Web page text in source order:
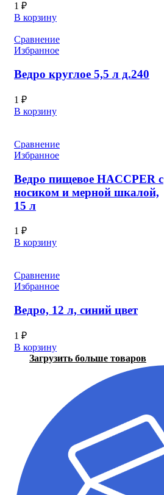
1 ₽
В корзину
Сравнение
Избранное
Ведро круглое 5,5 л д.240
1 ₽
В корзину
Сравнение
Избранное
Ведро пищевое HACCPER с
носиком и мерной шкалой,
15 л
1 ₽
В корзину
Сравнение
Избранное
Ведро, 12 л, синий цвет
1 ₽
В корзину
Загрузить больше товаров